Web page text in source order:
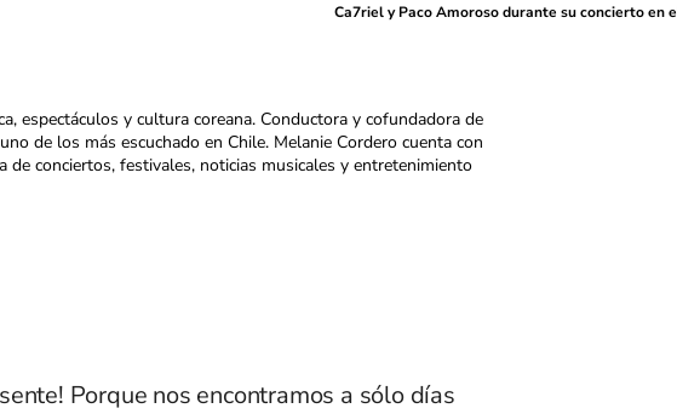
Ca7riel y Paco Amoroso durante su concierto en
espectáculos y cultura coreana. Conductora y cofundadora de
de los más escuchado en Chile. Melanie Cordero cuenta con
de conciertos, festivales, noticias musicales y entretenimiento
Porque nos encontramos a sólo días